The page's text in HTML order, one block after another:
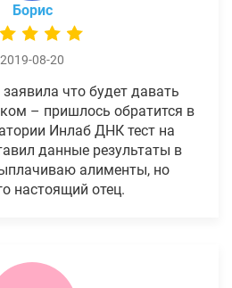
Борис
2019-08-20
что будет давать
– пришлось обратится в
Инлаб ДНК тест на
данные результаты в
алименты, но
настоящий отец.